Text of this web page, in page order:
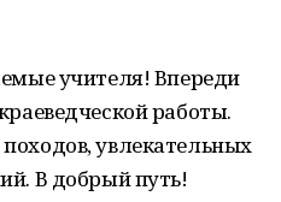
учителя! Впереди
работы.
увлекательных
В добрый путь!